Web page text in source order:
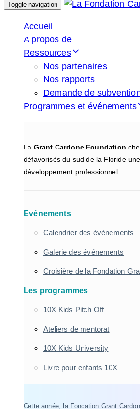
Toggle navigation
Accueil
A propos de
Ressources
Nos partenaires
Nos rapports
Demande de subvention
Programmes et événements
La Grant Cardone Foundation
défavorisés du sud de la Floride
développement professionnel.
Evénements
Calendrier des événements
Galerie des événements
Croisière de la Fondation
Les programmes
10X Kids Pitch Off
Ateliers de mentorat
10X Kids University
Livre pour enfants 10X
Cette année, la Fondation Grant